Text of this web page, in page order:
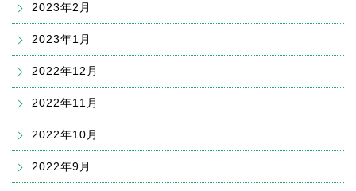
2023年2月
2023年1月
2022年12月
2022年11月
2022年10月
2022年9月